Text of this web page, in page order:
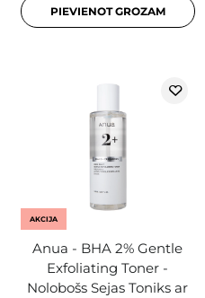
PIEVIENOT GROZAM
AKCIJA
Anua - BHA 2% Gentle
Exfoliating Toner -
Nolobošs Sejas Toniks ar